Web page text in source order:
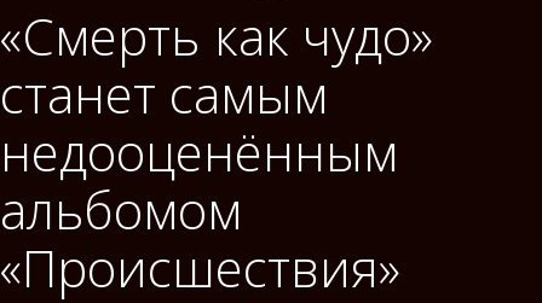
«Смерть как чудо»
станет самым
недооценённым
альбомом
«Происшествия»